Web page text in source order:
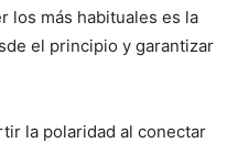
los más habituales es la
el principio y garantizar
la polaridad al conectar